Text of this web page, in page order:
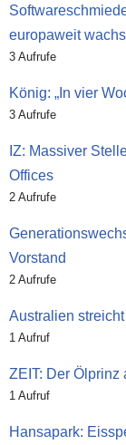
europaweit
3 Aufrufe
König: „In vier
3 Aufrufe
IZ: Massiver
Offices
2 Aufrufe
Vorstand
2 Aufrufe
Australien
1 Aufruf
ZEIT: Der Ölprinz
1 Aufruf
Hansapark: